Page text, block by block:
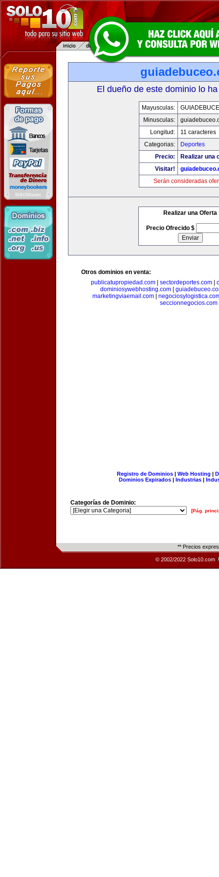
El dueño de este dominio lo
Mayusculas:
Minusculas:
Longitud:
11 caracteres
Categorias:
Deportes
Precio:
Realizar una
Visitar!
Serán consideradas
Realizar una Oferta
Precio Ofrecido $
Otros dominios en venta:
publicatupropiedad.com
sectordeportes.com
dominiosywebhosting.com|
marketingviaemail.com|
seccionnegocios.com
Registro de Dominios| Web Hosting |
Dominios Expirados | Industrias |
Categorías de Dominio:
[Pág.
** Precios
© 2002/2022 Solo10.com